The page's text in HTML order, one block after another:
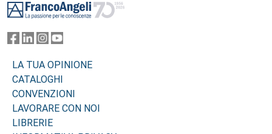
LA TUA OPINIONE
CATALOGHI
CONVENZIONI
LAVORARE CON NOI
LIBRERIE